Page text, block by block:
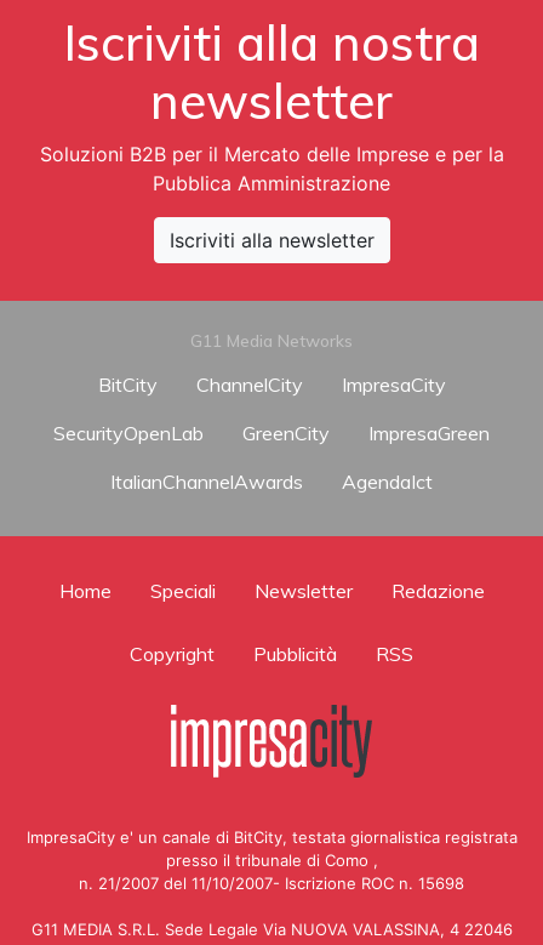
Iscriviti alla nostra
newsletter
Soluzioni B2B per il Mercato delle Imprese e per la
Pubblica Amministrazione
Iscriviti alla newsletter
G11 Media Networks
BitCity ChannelCity
ImpresaCity
SecurityOpenLab
GreenCity
ImpresaGreen
ItalianChannelAwards
AgendaIct
Home Speciali Newsletter Redazione
Copyright Pubblicità RSS
ImpresaCity e' un canale di BitCity, testata giornalistica registrata
presso il tribunale di Como ,
n. 21/2007 del 11/10/2007- Iscrizione ROC n. 15698
G11 MEDIA S.R.L. Sede Legale Via NUOVA VALASSINA, 4 22046